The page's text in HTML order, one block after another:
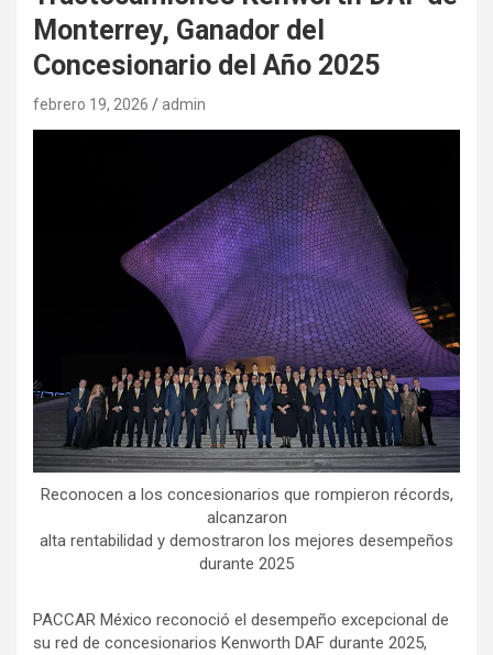
Monterrey, Ganador del
Concesionario del Año 2025
febrero 19, 2026 admin
Reconocen a los concesionarios que rompieron récords,
alcanzaron
alta rentabilidad y demostraron los mejores desempeños
durante 2025
PACCAR México reconoció el desempeño excepcional de
su red de concesionarios Kenworth DAF durante 2025,